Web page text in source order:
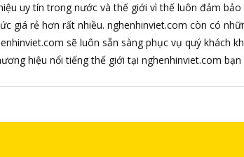
uy tín trong nước và thế giới vì thế luôn đảm
giá rẻ hơn rất nhiều. nghenhinviet.com còn có
sẽ luôn sẵn sàng phục vụ quý khách
hiệu nổi tiếng thế giới tại nghenhinviet.com bạn